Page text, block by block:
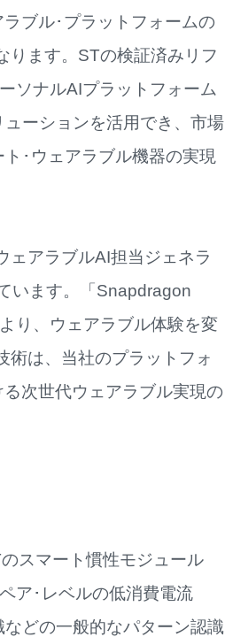
ブル･プラットフォームの
ります。STの検証済みリフ
ソナルAIプラットフォーム
ーションを活用でき、市場
･ウェアラブル機器の実現
ェアラブルAI担当ジェネラ
います。「Snapdragon
り、ウェアラブル体験を変
術は、当社のプラットフォ
次世代ウェアラブル実現の
スマート慣性モジュール
ア･レベルの低消費電流
どの一般的なパターン認識